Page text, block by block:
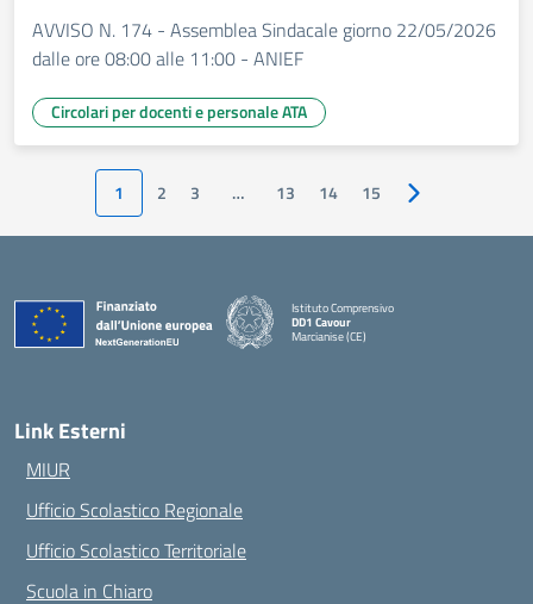
AVVISO N. 174 - Assemblea Sindacale giorno 22/05/2026
dalle ore 08:00 alle 11:00 - ANIEF
Circolari per docenti e personale ATA
1 2 3 … 13 14 15 Pagina
Istituto Comprensivo
DD1 Cavour
Marcianise (CE)
Link Esterni
MIUR
Ufficio Scolastico Regionale
Ufficio Scolastico Territoriale
Scuola in Chiaro